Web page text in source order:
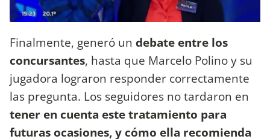
Finalmente, generó un debate entre los
concursantes, hasta que Marcelo Polino y su
jugadora lograron responder correctamente
las pregunta. Los seguidores no tardaron en
tener en cuenta este tratamiento para
futuras ocasiones, y cómo ella recomienda